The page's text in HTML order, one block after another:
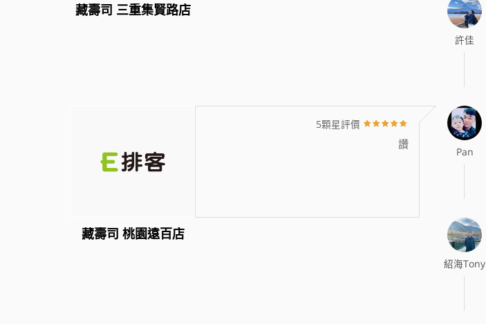
藏壽司 三重集賢路店
許佳
Pan
5顆星評價
讚
藏壽司 桃園遠百店
紹海Tony